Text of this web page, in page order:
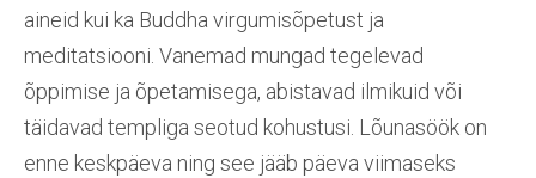
aineid kui ka Buddha virgumisõpetust ja
meditatsiooni. Vanemad mungad tegelevad
õppimise ja õpetamisega, abistavad ilmikuid või
täidavad templiga seotud kohustusi. Lõunasöök on
enne keskpäeva ning see jääb päeva viimaseks